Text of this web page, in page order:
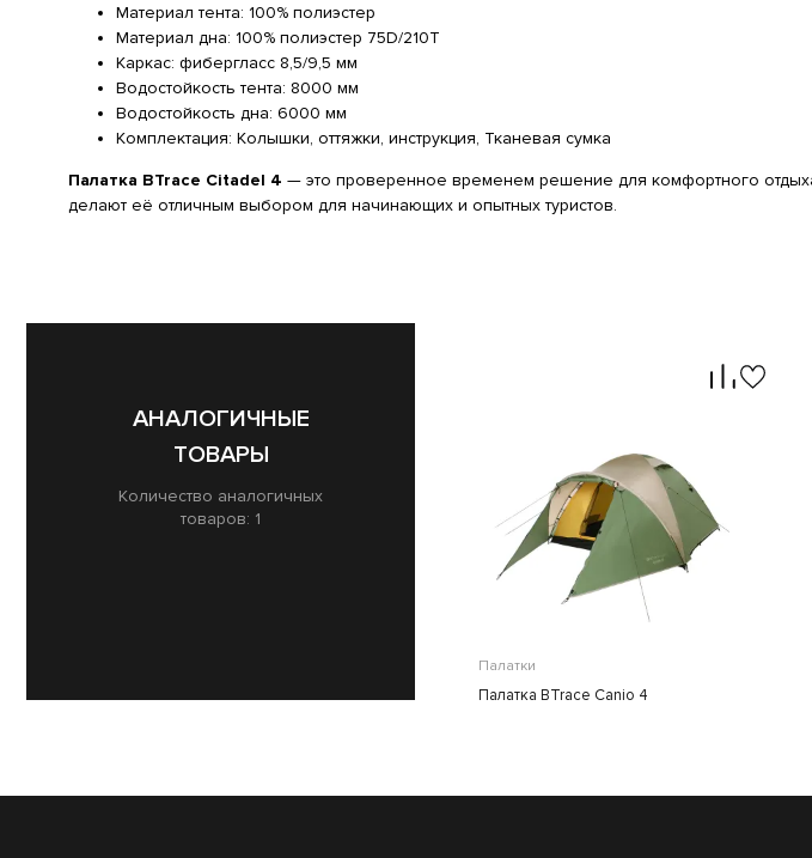
Материал тента: 100% полиэстер
Материал дна: 100% полиэстер 75D/210Т
Каркас: фибергласс 8,5/9,5 мм
Водостойкость тента: 8000 мм
Водостойкость дна: 6000 мм
Комплектация: Колышки, оттяжки, инструкция, Тканевая сумка
Палатка BTrace Citadel 4 — это проверенное временем решение для комфортного
делают её отличным выбором для начинающих и опытных туристов.
АНАЛОГИЧНЫЕ
ТОВАРЫ
Количество аналогичных
товаров: 1
Палатки
Палатка BTrace Canio 4